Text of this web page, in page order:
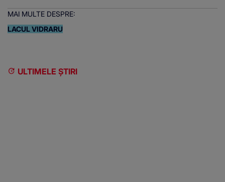
MAI MULTE DESPRE:
LACUL VIDRARU
ULTIMELE ȘTIRI